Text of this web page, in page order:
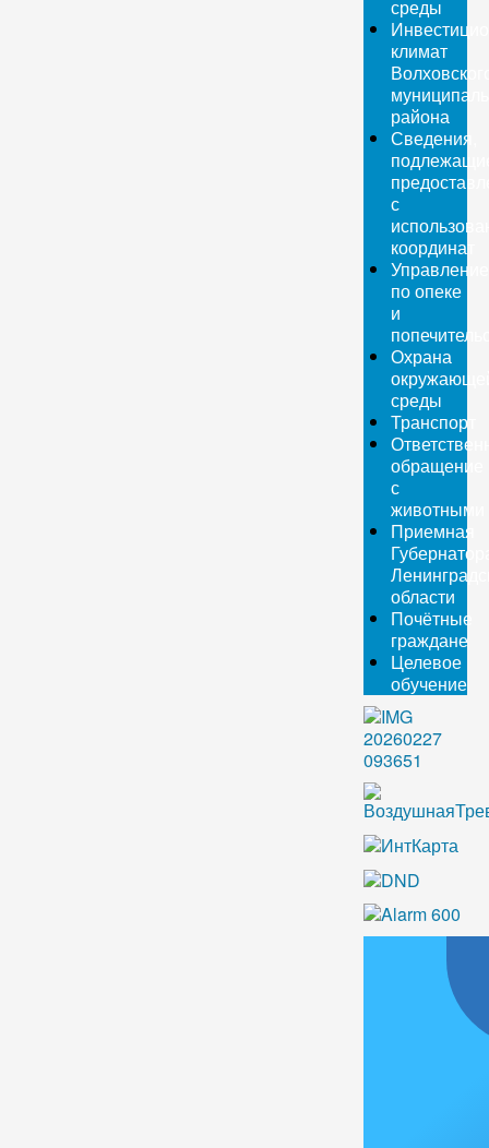
среды
климат
района
Сведения,
с
координат
Управление
по опеке
и
Охрана
среды
Транспорт
обращение
с
животными
Приемная
области
Почётные
граждане
Целевое
обучение